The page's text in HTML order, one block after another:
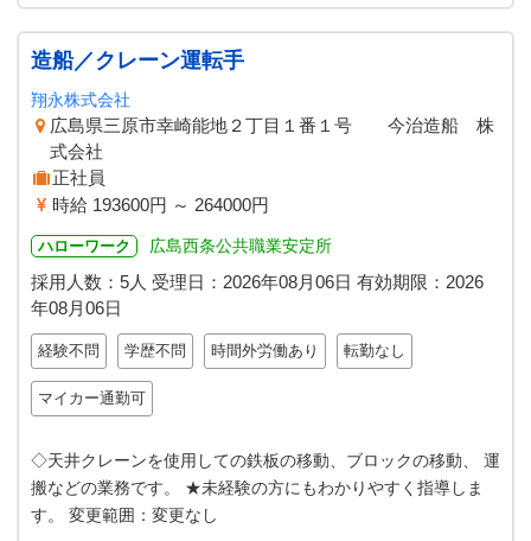
造船／クレーン運転手
翔永株式会社
広島県三原市幸崎能地２丁目１番１号 今治造船 株
式会社
正社員
時給 193600円 ～ 264000円
ハローワーク 広島西条公共職業安定所
採用人数：5人 受理日： 2026年08月06日 有効期限： 2026
年08月06日
経験不問 学歴不問 時間外労働あり 転勤なし
マイカー通勤可
◇天井クレーンを使用しての鉄板の移動、ブロックの移動、 運
搬などの業務です。 ★未経験の方にもわかりやすく指導しま
す。 変更範囲：変更なし